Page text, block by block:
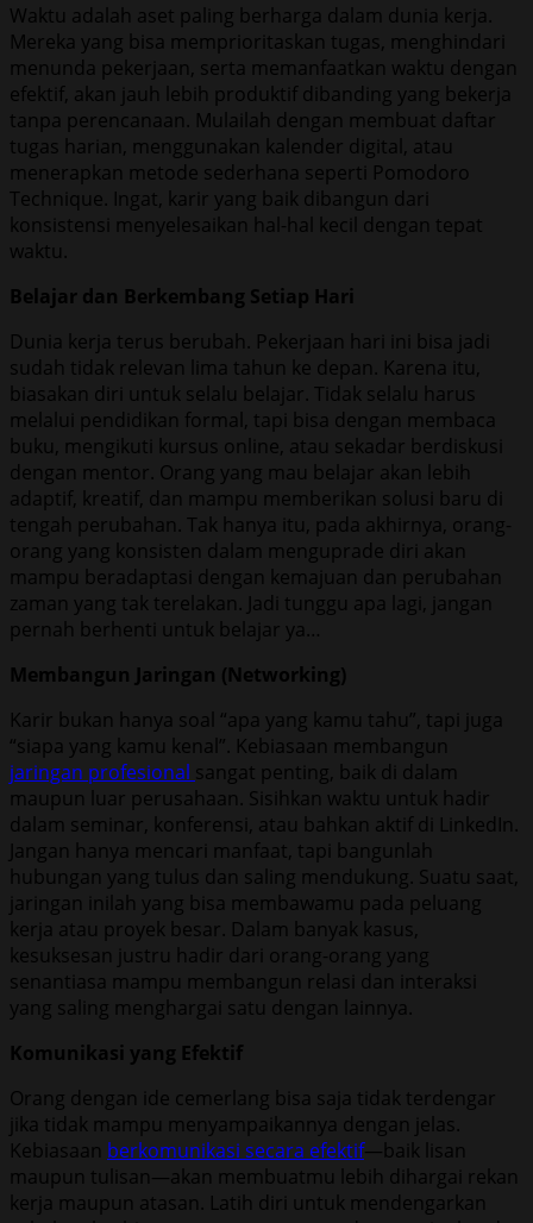
Waktu adalah aset paling berharga dalam dunia kerja.
Mereka yang bisa memprioritaskan tugas, menghindari
menunda pekerjaan, serta memanfaatkan waktu dengan
efektif, akan jauh lebih produktif dibanding yang bekerja
tanpa perencanaan. Mulailah dengan membuat daftar
tugas harian, menggunakan kalender digital, atau
menerapkan metode sederhana seperti Pomodoro
Technique. Ingat, karir yang baik dibangun dari
konsistensi menyelesaikan hal-hal kecil dengan tepat
waktu.
Belajar dan Berkembang Setiap Hari
Dunia kerja terus berubah. Pekerjaan hari ini bisa jadi
sudah tidak relevan lima tahun ke depan. Karena itu,
biasakan diri untuk selalu belajar. Tidak selalu harus
melalui pendidikan formal, tapi bisa dengan membaca
buku, mengikuti kursus online, atau sekadar berdiskusi
dengan mentor. Orang yang mau belajar akan lebih
adaptif, kreatif, dan mampu memberikan solusi baru di
tengah perubahan. Tak hanya itu, pada akhirnya, orang-
orang yang konsisten dalam menguprade diri akan
mampu beradaptasi dengan kemajuan dan perubahan
zaman yang tak terelakan. Jadi tunggu apa lagi, jangan
pernah berhenti untuk belajar ya…
Membangun Jaringan (Networking)
Karir bukan hanya soal “apa yang kamu tahu”, tapi juga
“siapa yang kamu kenal”. Kebiasaan membangun
jaringan profesional sangat penting, baik di dalam
maupun luar perusahaan. Sisihkan waktu untuk hadir
dalam seminar, konferensi, atau bahkan aktif di LinkedIn.
Jangan hanya mencari manfaat, tapi bangunlah
hubungan yang tulus dan saling mendukung. Suatu saat,
jaringan inilah yang bisa membawamu pada peluang
kerja atau proyek besar. Dalam banyak kasus,
kesuksesan justru hadir dari orang-orang yang
senantiasa mampu membangun relasi dan interaksi
yang saling menghargai satu dengan lainnya.
Komunikasi yang Efektif
Orang dengan ide cemerlang bisa saja tidak terdengar
jika tidak mampu menyampaikannya dengan jelas.
Kebiasaan berkomunikasi secara efektif—baik lisan
maupun tulisan—akan membuatmu lebih dihargai rekan
kerja maupun atasan. Latih diri untuk mendengarkan